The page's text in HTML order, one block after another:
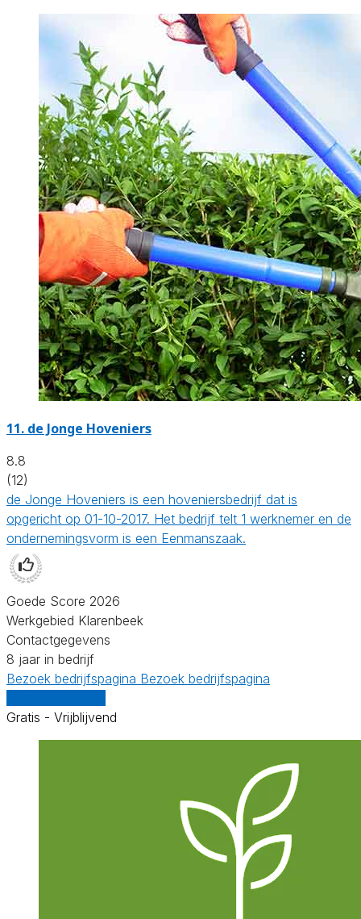
11. de Jonge Hoveniers
8.8
(12)
de Jonge Hoveniers is een hoveniersbedrijf dat is
opgericht op 01-10-2017. Het bedrijf telt 1 werknemer en de
ondernemingsvorm is een Eenmanszaak.
Goede Score 2026
Werkgebied Klarenbeek
Contactgegevens
8 jaar in bedrijf
Bezoek bedrijfspagina Bezoek bedrijfspagina
Gratis - Vrijblijvend